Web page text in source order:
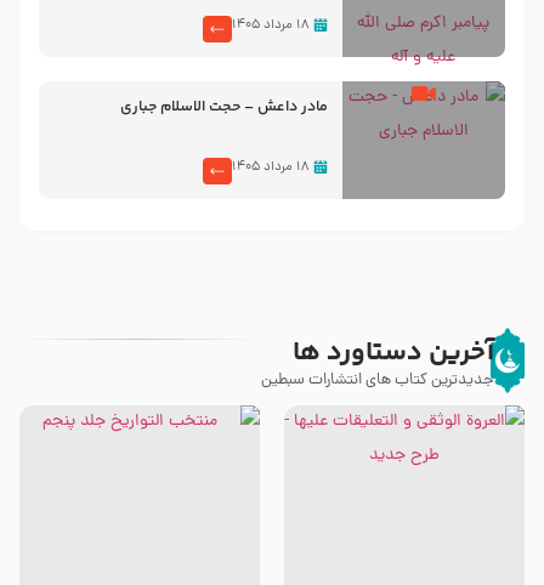
۱۸ مرداد ۱۴۰۵
مادر داعش – حجت الاسلام جباری
۱۸ مرداد ۱۴۰۵
آخرین دستاورد ها
جدیدترین کتاب های انتشارات سبطین